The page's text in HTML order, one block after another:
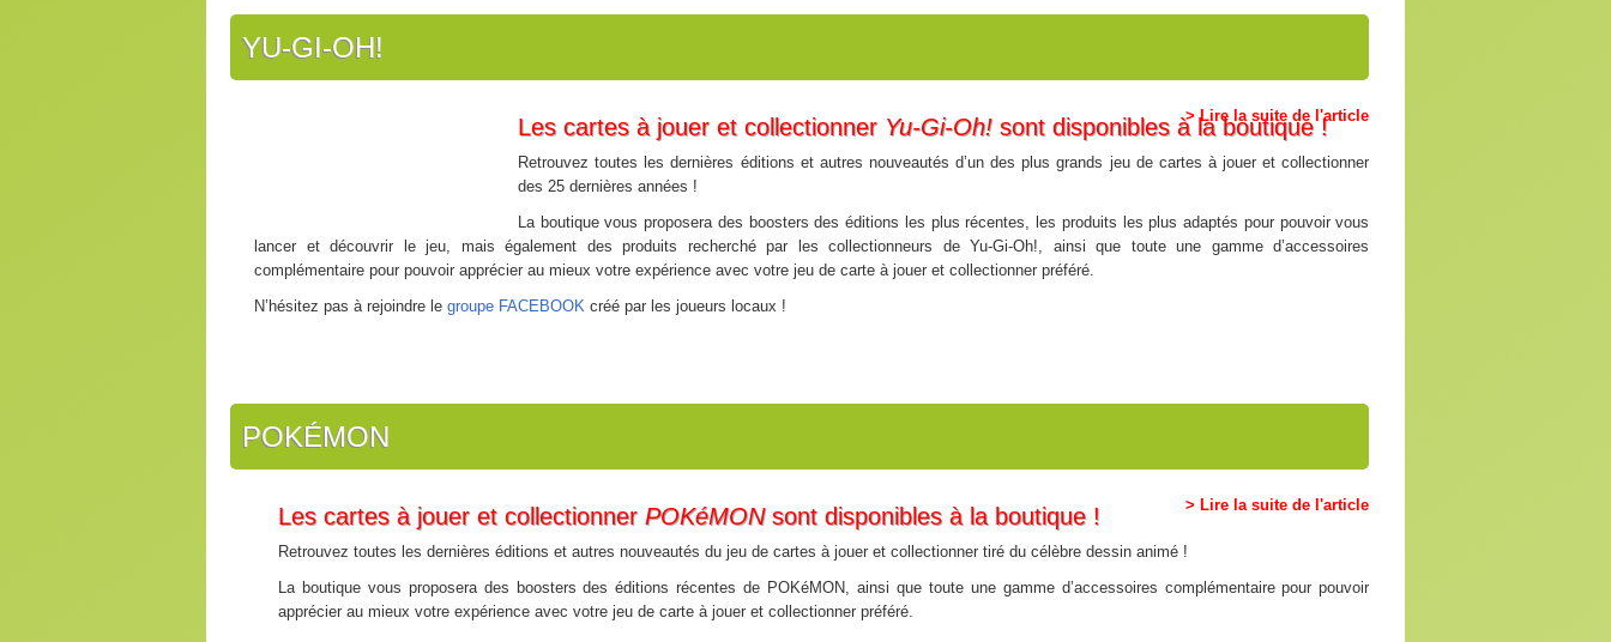
l’univers deMagic : The Gathering!
N’hésitez pas à rejoindre le
YU-GI-OH!
> Lire la suite de l'article
Les cartes à jouer et collectionner Yu-Gi-Oh! sont disponibles à la boutique !
Retrouvez toutes les dernières éditions et autres nouveautés d’un des plus grands jeu de cartes à jouer et collectionner
des 25 dernières années !
La boutique vous proposera des boosters des éditions les plus récentes, les produits les plus adaptés pour pouvoir vous
lancer et découvrir le jeu, mais également des produits recherché par les collectionneurs de Yu-Gi-Oh!, ainsi que toute une gamme d’accessoires
complémentaire pour pouvoir apprécier au mieux votre expérience avec votre jeu de carte à jouer et collectionner préféré.
N’hésitez pas à rejoindre le groupe FACEBOOK créé par les joueurs locaux !
POKÉMON
> Lire la suite de l'article
Les cartes à jouer et collectionner POKéMONsont disponibles à la boutique !
Retrouvez toutes les dernières éditions et autres nouveautés du jeu de cartes à jouer et collectionner tiré du célèbre dessin animé !
La boutique vous proposera des boosters des éditions récentes de POKéMON, ainsi que toute une gamme d’accessoires complémentaire pour pouvoir
apprécier au mieux votre expérience avec votre jeu de carte à jouer et collectionner préféré.